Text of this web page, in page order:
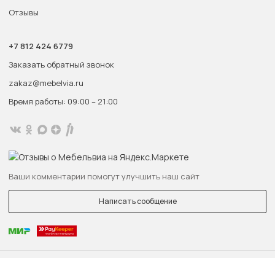
Отзывы
+7 812 424 6779
Заказать обратный звонок
zakaz@mebelvia.ru
Время работы: 09:00 – 21:00
Ваши комментарии помогут улучшить наш сайт
Написать сообщение